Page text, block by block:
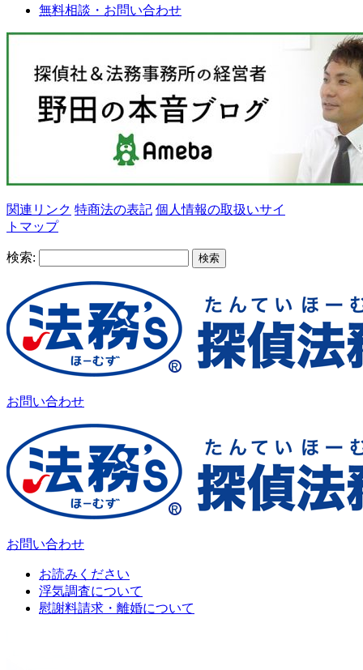
無料相談・お問い合わせ
関連リンク 特商法の表記 個人情報の取扱いサイ
トマップ
検索:
お問い合わせ
お問い合わせ
お読みください
浮気調査について
慰謝料請求・離婚について